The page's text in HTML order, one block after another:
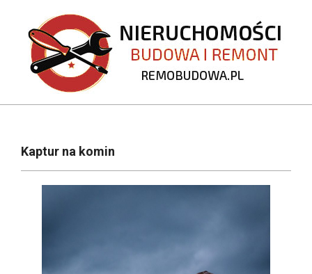
content
REMOBUDOWA.PL
NavigationKaptur na komin